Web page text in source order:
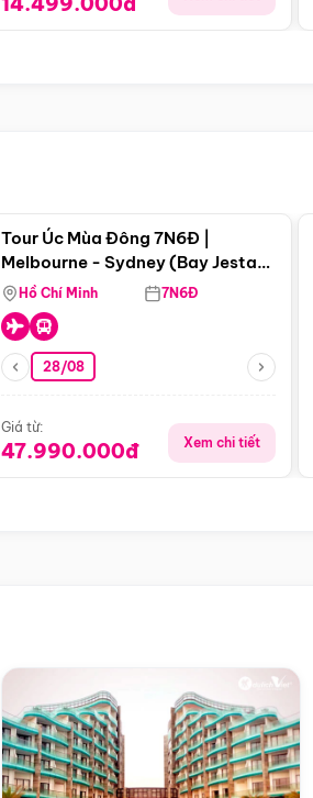
Tour Úc Mùa Đông 7N6Đ |
Melbourne - Sydney (Bay Jestar
Airways)
Hồ Chí Minh 7N6Đ
28/08
Giá từ:
47.990.000đ Xem chi tiết